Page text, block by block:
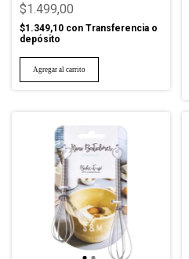
$1.499,00
$1.349,10 con Transferencia o
depósito